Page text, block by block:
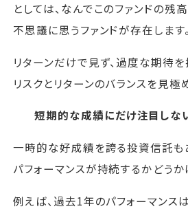
としては、なんでこのファンドの残
不思議に思うファンドが存在します。
リターンだけで見ず、過度な期待を
リスクとリターンのバランスを見極
短期的な成績にだけ注目しな
一時的な好成績を誇る投資信託も
パフォーマンスが持続するかどうか
例えば、過去1年のパフォーマンス